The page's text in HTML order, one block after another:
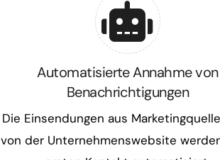
Automatisierte Annahme von
Benachrichtigungen
Die Einsendungen aus
von der Unternehmenswebsite